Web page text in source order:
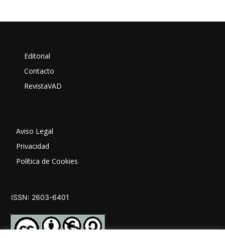
Editorial
Contacto
RevistaVAD
Aviso Legal
Privacidad
Política de Cookies
ISSN: 2603-6401